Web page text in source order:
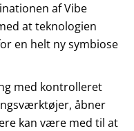
af Vibe
at teknologien
en helt ny symbiose
med kontrolleret
åbner
kan være med til at